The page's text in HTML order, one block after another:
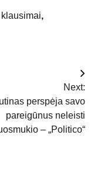
klausimai,
Next:
perspėja savo
pareigūnus neleisti
– „Politico“